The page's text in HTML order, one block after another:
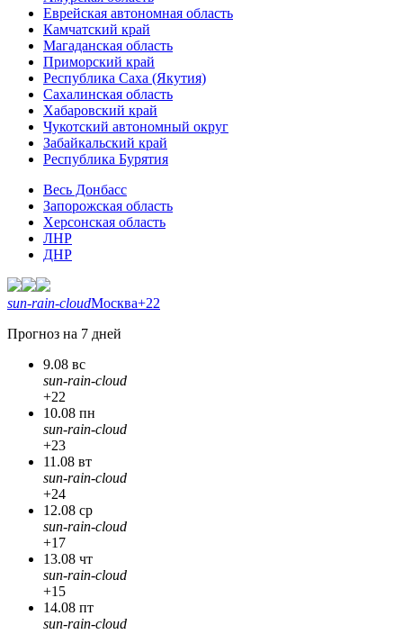
Еврейская автономная область
Камчатский край
Магаданская область
Приморский край
Республика Саха (Якутия)
Сахалинская область
Хабаровский край
Чукотский автономный округ
Забайкальский край
Республика Бурятия
Весь Донбасс
Запорожская область
Херсонская область
ЛНР
ДНР
sun-rain-cloudМосква+22
Прогноз на 7 дней
9.08 вс
sun-rain-cloud
+22
10.08 пн
sun-rain-cloud
+23
11.08 вт
sun-rain-cloud
+24
12.08 ср
sun-rain-cloud
+17
13.08 чт
sun-rain-cloud
+15
14.08 пт
sun-rain-cloud